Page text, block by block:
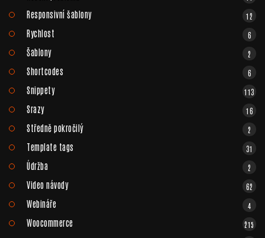
Responsivní šablony 12
Rychlost 6
Šablony 2
Shortcodes 6
Snippety 113
Srazy 16
Středně pokročilý 2
Template tags 31
Údržba 2
Video návody 62
Webináře 4
Woocommerce 215